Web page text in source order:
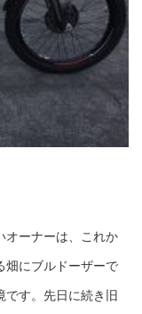
オーナーは、これか
畑にブルドーザーで
です。先日に続き旧